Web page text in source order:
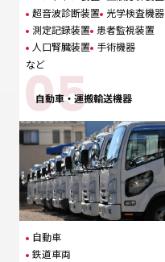
超音波診断装置 光学検査機器
測定記録装置 患者監視装置
人口腎臓装置 手術機器
など
自動車・運搬輸送機器
自動車
鉄道車両